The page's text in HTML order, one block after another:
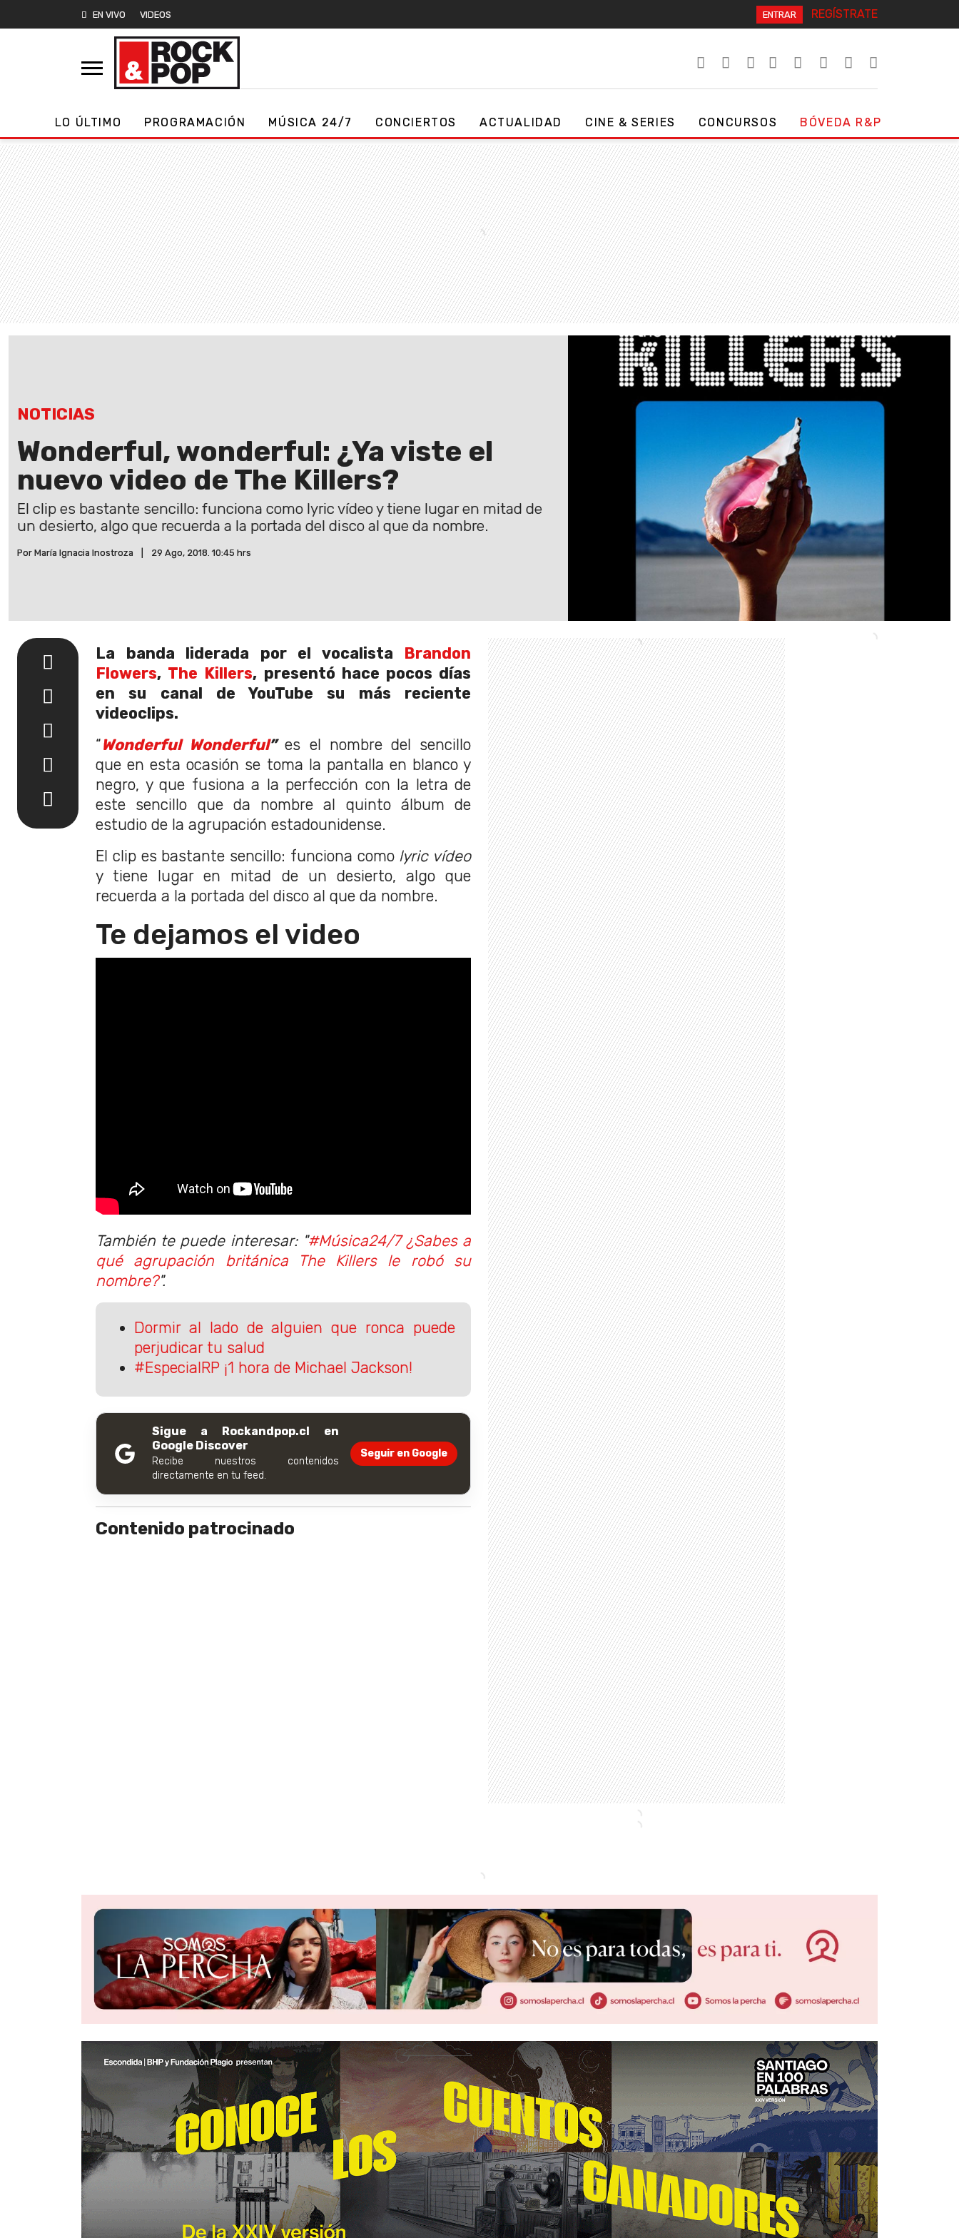
EN VIVO VIDEOS ENTRAR REGÍSTRATE
LO ÚLTIMO PROGRAMACIÓN MÚSICA 24/7 CONCIERTOS ACTUALIDAD CINE & SERIES CONCURSOS BÓVEDA R&P
NOTICIAS
Wonderful, wonderful: ¿Ya viste el
nuevo video de The Killers?
El clip es bastante sencillo: funciona como lyric vídeo y tiene lugar en mitad de
un desierto, algo que recuerda a la portada del disco al que da nombre.
Por María Ignacia Inostroza 29 Ago, 2018. 10:45 hrs
La banda liderada por el vocalista Brandon
Flowers, The Killers, presentó hace pocos días
en su canal de YouTube su más reciente
videoclips.
“Wonderful Wonderful”es el nombre del sencillo
que en esta ocasión se toma la pantalla en blanco y
negro, y que fusiona a la perfección con la letra de
este sencillo que da nombre al quinto álbum de
estudio de la agrupación estadounidense.
El clip es bastante sencillo: funciona comolyric vídeo
y tiene lugar en mitad de un desierto, algo que
recuerda a la portada del disco al que da nombre.
Te dejamos el video
También te puede interesar: "#Música24/7 ¿Sabes a
qué agrupación británica The Killers le robó su
nombre?".
Dormir al lado de alguien que ronca puede
perjudicar tu salud
#EspecialRP ¡1 hora de Michael Jackson!
Sigue a Rockandpop.cl en
Google Discover
Recibe nuestros contenidos
directamente en tu feed.
Seguir en Google
Contenido patrocinado